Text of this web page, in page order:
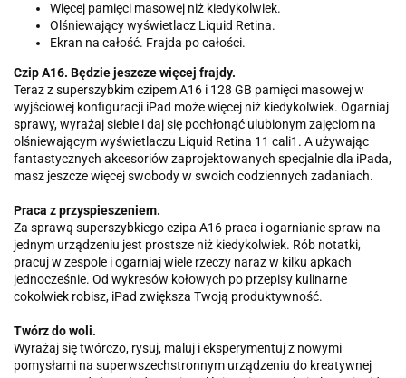
Więcej pamięci masowej niż kiedykolwiek.
Olśniewający wyświetlacz Liquid Retina.
Ekran na całość. Frajda po całości.
Czip A16. Będzie jeszcze więcej frajdy.
Teraz z superszybkim czipem A16 i 128 GB pamięci masowej w
wyjściowej konfiguracji iPad może więcej niż kiedykolwiek. Ogarniaj
sprawy, wyrażaj siebie i daj się pochłonąć ulubionym zajęciom na
olśniewającym wyświetlaczu Liquid Retina 11 cali1. A używając
fantastycznych akcesoriów zaprojektowanych specjalnie dla iPada,
masz jeszcze więcej swobody w swoich codziennych zadaniach.
Praca z przyspie­szeniem.
Za sprawą superszybkiego czipa A16 praca i ogarnianie spraw na
jednym urządzeniu jest prostsze niż kiedykolwiek. Rób notatki,
pracuj w zespole i ogarniaj wiele rzeczy naraz w kilku apkach
jednocześnie. Od wykresów kołowych po przepisy kulinarne
cokolwiek robisz, iPad zwiększa Twoją produktywność.
Twórz do woli.
Wyrażaj się twórczo, rysuj, maluj i eksperymentuj z nowymi
pomysłami na superwszechstronnym urządzeniu do kreatywnej